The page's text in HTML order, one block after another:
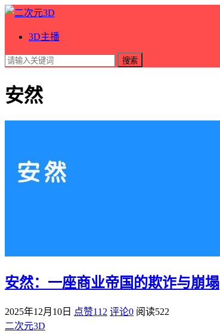
3D主播
搜索
安然
安然：一座商业帝国的欺诈与崩塌
2025年12月10日 点赞112 评论0 阅读522
二次元3D